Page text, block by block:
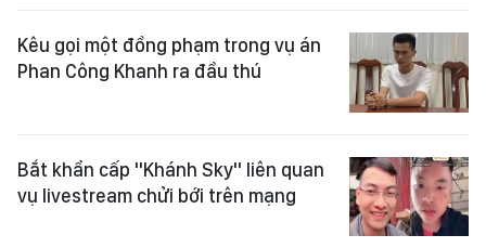
Kêu gọi một đồng phạm trong vụ án
Phan Công Khanh ra đầu thú
Bắt khẩn cấp "Khánh Sky" liên quan
vụ livestream chửi bới trên mạng